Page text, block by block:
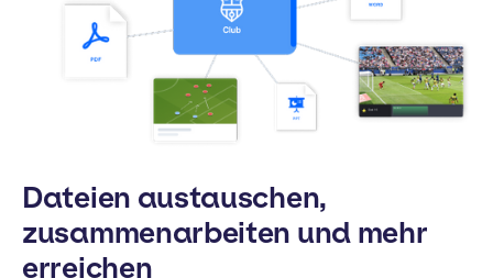
Dateien austauschen,
zusammenarbeiten und mehr
erreichen